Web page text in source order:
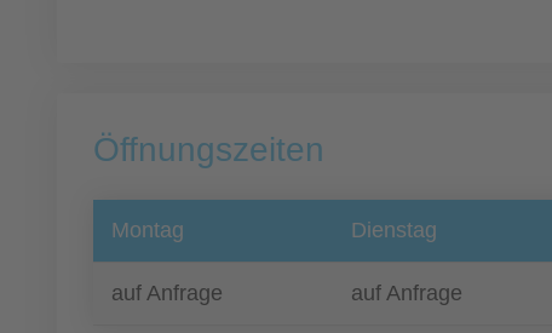
Öffnungszeiten
Montag Dienstag
auf Anfrage auf Anfrage